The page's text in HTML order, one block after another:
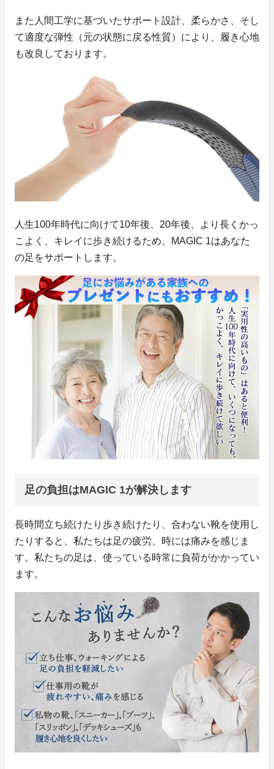
また人間工学に基づいたサポート設計、柔らかさ、そし
て適度な弾性（元の状態に戻る性質）により、履き心地
も改良しております。
人生100年時代に向けて10年後、20年後、より長くかっ
こよく、キレイに歩き続けるため、MAGIC 1はあなた
の足をサポートします。
足の負担はMAGIC 1が解決します
長時間立ち続けたり歩き続けたり、合わない靴を使用し
たりすると、私たちは足の疲労、時には痛みを感じま
す。私たちの足は、使っている時常に負荷がかかってい
ます。